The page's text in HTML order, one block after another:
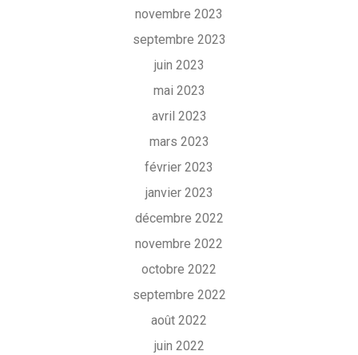
novembre 2023
septembre 2023
juin 2023
mai 2023
avril 2023
mars 2023
février 2023
janvier 2023
décembre 2022
novembre 2022
octobre 2022
septembre 2022
août 2022
juin 2022